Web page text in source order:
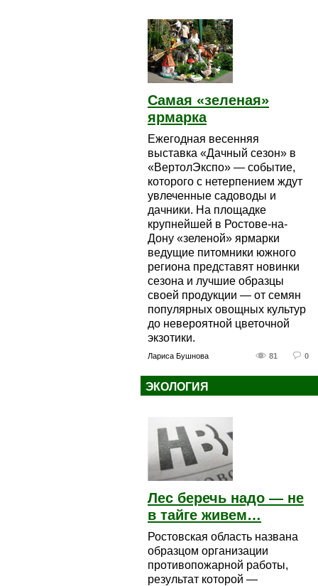
Самая «зеленая»
ярмарка
Ежегодная весенняя
выставка «Дачный сезон» в
«ВертолЭкспо» — событие,
которого с нетерпением ждут
увлеченные садоводы и
дачники. На площадке
крупнейшей в Ростове-на-
Дону «зеленой» ярмарки
ведущие питомники южного
региона представят новинки
сезона и лучшие образцы
своей продукции — от семян
популярных овощных культур
до невероятной цветочной
экзотики.
81 0
Лариса Бушнова
ЭКОЛОГИЯ
Лес беречь надо — не
в тайге живем…
Ростовская область названа
образцом организации
противопожарной работы,
результат которой —